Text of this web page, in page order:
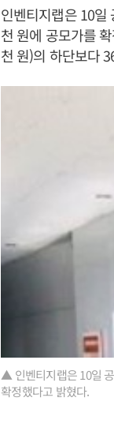
인벤티지랩은 10일
천 원에 공모가를
천 원)의 하단보다
▲ 인벤티지랩은 10일
확정했다고 밝혔다.